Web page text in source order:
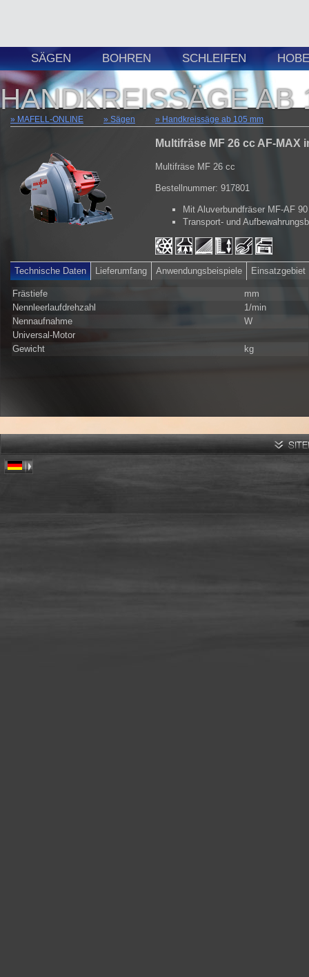
SÄGEN BOHREN SCHLEIFEN
HANDKREISSÄGE AB
MAFELL-ONLINE Sägen Handkreissäge ab 105 mm
Multifräse MF 26 cc AF-MAX
Multifräse MF 26 cc
Bestellnummer: 917801
Mit Aluverbundfräser MF-AF 90
Transport- und
Technische Daten Lieferumfang Anwendungsbeispiele Einsatzgebiet
Frästiefe
mm
Nennleerlaufdrehzahl
1/min
Nennaufnahme
W
Universal-Motor
Gewicht
kg